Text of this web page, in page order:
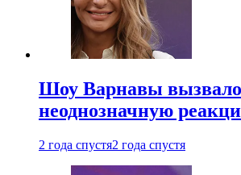
Шоу Варнавы вызвало
неоднозначную
2 года спустя2 года спустя